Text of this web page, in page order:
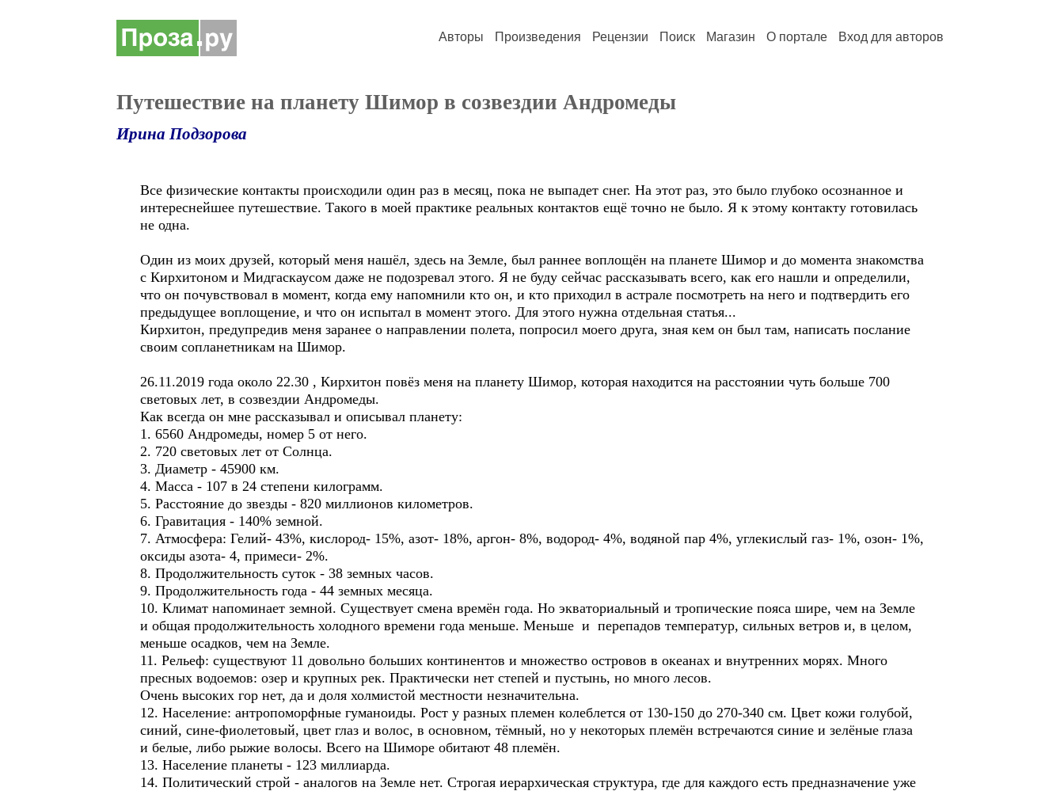
Авторы Произведения Рецензии Поиск Магазин О портале Вход для авторов
Путешествие на планету Шимор в созвездии Андромеды
Ирина Подзорова
Все физические контакты происходили один раз в месяц, пока не выпадет снег. На этот раз, это было глубоко осознанное и
интереснейшее путешествие. Такого в моей практике реальных контактов ещё точно не было. Я к этому контакту готовилась
не одна.
Один из моих друзей, который меня нашёл, здесь на Земле, был раннее воплощён на планете Шимор и до момента знакомства
с Кирхитоном и Мидгаскаусом даже не подозревал этого. Я не буду сейчас рассказывать всего, как его нашли и определили,
что он почувствовал в момент, когда ему напомнили кто он, и кто приходил в астрале посмотреть на него и подтвердить его
предыдущее воплощение, и что он испытал в момент этого. Для этого нужна отдельная статья...
Кирхитон, предупредив меня заранее о направлении полета, попросил моего друга, зная кем он был там, написать послание
своим сопланетникам на Шимор.
26.11.2019 года около 22.30 , Кирхитон повёз меня на планету Шимор, которая находится на расстоянии чуть больше 700
световых лет, в созвездии Андромеды.
Как всегда он мне рассказывал и описывал планету:
1. 6560 Андромеды, номер 5 от него.
2. 720 световых лет от Солнца.
3. Диаметр - 45900 км.
4. Масса - 107 в 24 степени килограмм.
5. Расстояние до звезды - 820 миллионов километров.
6. Гравитация - 140% земной.
7. Атмосфера: Гелий- 43%, кислород- 15%, азот- 18%, аргон- 8%, водород- 4%, водяной пар 4%, углекислый газ- 1%, озон- 1%,
оксиды азота- 4, примеси- 2%.
8. Продолжительность суток - 38 земных часов.
9. Продолжительность года - 44 земных месяца.
10. Климат напоминает земной. Существует смена времён года. Но экваториальный и тропические пояса шире, чем на Земле
и общая продолжительность холодного времени года меньше. Меньше и перепадов температур, сильных ветров и, в целом,
меньше осадков, чем на Земле.
11. Рельеф: существуют 11 довольно больших континентов и множество островов в океанах и внутренних морях. Много
пресных водоемов: озер и крупных рек. Практически нет степей и пустынь, но много лесов.
Очень высоких гор нет, да и доля холмистой местности незначительна.
12. Население: антропоморфные гуманоиды. Рост у разных племен колеблется от 130-150 до 270-340 см. Цвет кожи голубой,
синий, сине-фиолетовый, цвет глаз и волос, в основном, тёмный, но у некоторых племён встречаются синие и зелёные глаза
и белые, либо рыжие волосы. Всего на Шиморе обитают 48 племён.
13. Население планеты - 123 миллиарда.
14. Политический строй - аналогов на Земле нет. Строгая иерархическая структура, где для каждого есть предназначение уже